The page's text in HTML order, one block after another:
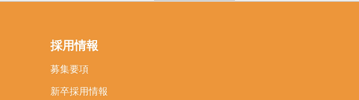
採用情報
募集要項
新卒採用情報